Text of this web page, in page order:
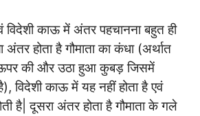
विदेशी काऊ में अंतर पहचानना बहुत ही
होता है गौमाता का कंधा (अर्थात
ऊपर की और उठा हुआ कुबड़ जिसमें
विदेशी काऊ में यह नहीं होता है एवं
है| दूसरा अंतर होता है गौमाता के गले